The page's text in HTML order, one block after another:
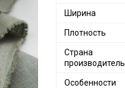
Ширина
Плотность
Страна
производитель
Особенности